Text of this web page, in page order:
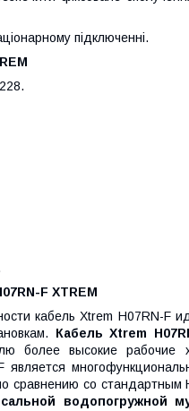
підключенні.
F XTREM
кабель Xtrem H07RN-F
Кабель Xtrem
более высокие рабочие
сравнению со стандартным
водопогружной